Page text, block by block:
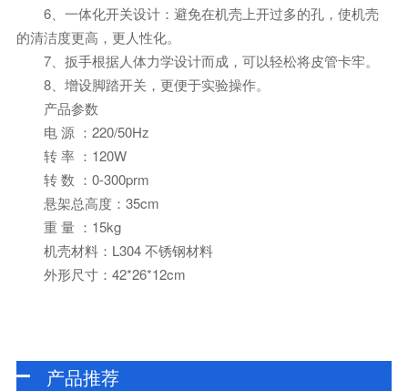
6、一体化开关设计：避免在机壳上开过多的孔，使机壳
的清洁度更高，更人性化。
7、扳手根据人体力学设计而成，可以轻松将皮管卡牢。
8、增设脚踏开关，更便于实验操作。
产品参数
电 源 ：220/50Hz
转 率 ：120W
转 数 ：0-300prm
悬架总高度：35cm
重 量 ：15kg
机壳材料：L304 不锈钢材料
外形尺寸：42*26*12cm
产品推荐